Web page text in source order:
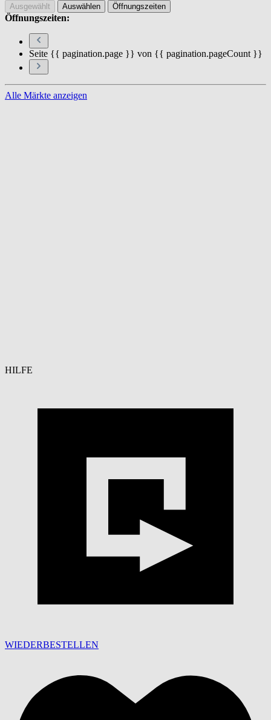
Ausgewählt Auswählen Öffnungszeiten
Öffnungszeiten:
Seite {{ pagination.page }} von {{ pagination.pageCount }}
Alle Märkte anzeigen
HILFE
WIEDERBESTELLEN